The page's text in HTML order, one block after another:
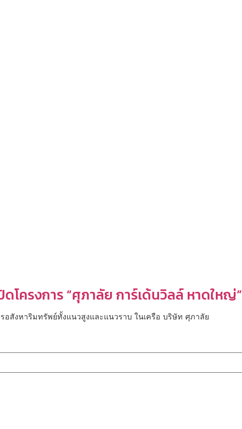
ครงการ “ศุภาลัย การ์เด้นวิลล์ หาดใหญ่”
หาริมทรัพย์ทั้งแนวสูงและแนวราบ ในเครือ บริษัท ศุภาลัย